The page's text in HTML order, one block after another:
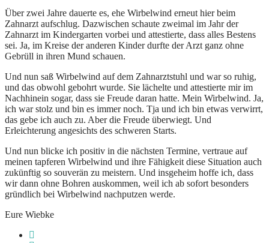
Über zwei Jahre dauerte es, ehe Wirbelwind erneut hier beim
Zahnarzt aufschlug. Dazwischen schaute zweimal im Jahr der
Zahnarzt im Kindergarten vorbei und attestierte, dass alles Bestens
sei. Ja, im Kreise der anderen Kinder durfte der Arzt ganz ohne
Gebrüll in ihren Mund schauen.
Und nun saß Wirbelwind auf dem Zahnarztstuhl und war so ruhig,
und das obwohl gebohrt wurde. Sie lächelte und attestierte mir im
Nachhinein sogar, dass sie Freude daran hatte. Mein Wirbelwind. Ja,
ich war stolz und bin es immer noch. Tja und ich bin etwas verwirrt,
das gebe ich auch zu. Aber die Freude überwiegt. Und
Erleichterung angesichts des schweren Starts.
Und nun blicke ich positiv in die nächsten Termine, vertraue auf
meinen tapferen Wirbelwind und ihre Fähigkeit diese Situation auch
zukünftig so souverän zu meistern. Und insgeheim hoffe ich, dass
wir dann ohne Bohren auskommen, weil ich ab sofort besonders
gründlich bei Wirbelwind nachputzen werde.
Eure Wiebke